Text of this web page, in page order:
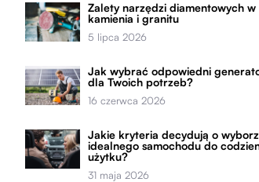
Zalety narzędzi diamentowych
kamienia i granitu
5 lipca 2026
Jak wybrać odpowiedni
dla Twoich potrzeb?
16 czerwca 2026
Jakie kryteria decydują o
idealnego samochodu do
użytku?
31 maja 2026